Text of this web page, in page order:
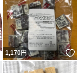
いいね！
1,170円